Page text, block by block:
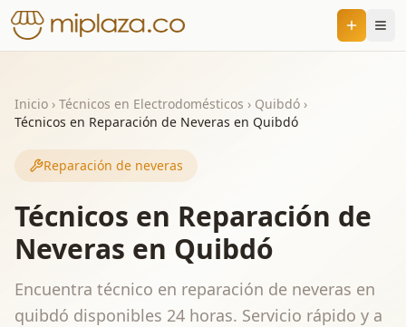
Inicio › Técnicos en Electrodomésticos › Quibdó ›
Técnicos en Reparación de Neveras en Quibdó
Reparación de neveras
Técnicos en Reparación de
Neveras en Quibdó
Encuentra técnico en reparación de neveras en
quibdó disponibles 24 horas. Servicio rápido y a